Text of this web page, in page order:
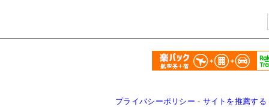
プライバシーポリシー - サイトを推薦する